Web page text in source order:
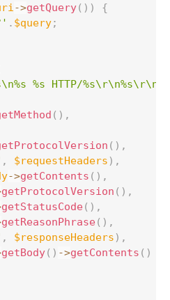
->getQuery( ) )
{
. $query;
%s HTTP/
( ) ,
( ) ,
, $requestHeaders ) ,
->getContents ( ) ,
getProtocolVersion ( ) ,
getStatusCode ( ) ,
getReasonPhrase ( ) ,
, $responseHeaders ) ,
getBody( ) ->getContents ( )